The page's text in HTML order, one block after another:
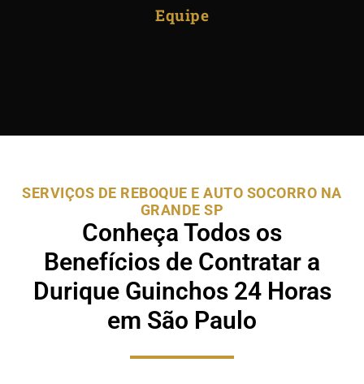
Equipe
SERVIÇOS DE REBOQUE E AUTO SOCORRO NA
GRANDE SP
Conheça Todos os
Benefícios de Contratar a
Durique Guinchos 24 Horas
em São Paulo